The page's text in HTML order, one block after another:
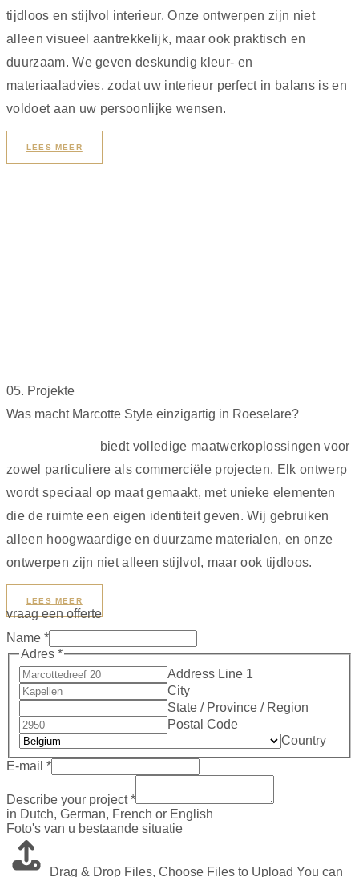
tijdloos en stijlvol interieur. Onze ontwerpen zijn niet
alleen visueel aantrekkelijk, maar ook praktisch en
duurzaam. We geven deskundig kleur- en
materiaaladvies, zodat uw interieur perfect in balans is en
voldoet aan uw persoonlijke wensen.
LEES MEER
05. Projekte
Was macht Marcotte Style einzigartig in Roeselare?
biedt volledige maatwerkoplossingen voor
zowel particuliere als commerciële projecten. Elk ontwerp
wordt speciaal op maat gemaakt, met unieke elementen
die de ruimte een eigen identiteit geven. Wij gebruiken
alleen hoogwaardige en duurzame materialen, en onze
ontwerpen zijn niet alleen stijlvol, maar ook tijdloos.
LEES MEER
vraag een offerte
Name *
Adres *
Address Line 1
City
State / Province / Region
Postal Code
Country
E-mail *
Describe your project*
in Dutch, German, French or English
Foto's van u bestaande situatie
Drag & Drop Files, Choose Files to Upload You can